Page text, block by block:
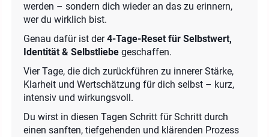
werden – sondern dich wieder an das zu erinnern,
wer du wirklich bist.
Genau dafür ist der4-Tage-Reset für Selbstwert,
Identität & Selbstliebe geschaffen.
Vier Tage, die dich zurückführen zu innerer Stärke,
Klarheit und Wertschätzung für dich selbst – kurz,
intensiv und wirkungsvoll.
Du wirst in diesen Tagen Schritt für Schritt durch
einen sanften, tiefgehenden und klärenden Prozess